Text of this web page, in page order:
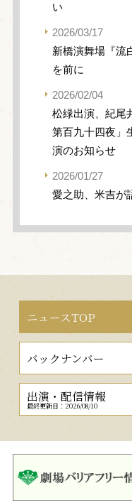
い
2026/03/17
新橋演舞場『流
を前に
2026/02/04
松緑出演、紀尾
第百九十四夜」
演のお知らせ
2026/01/27
愛之助、米吉が
ニュースTOP
バックナンバー
出演・配信情報
最終更新日：2026/08/10